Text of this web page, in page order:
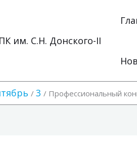
им. С.Н. Донского-II
3 Профессиональный